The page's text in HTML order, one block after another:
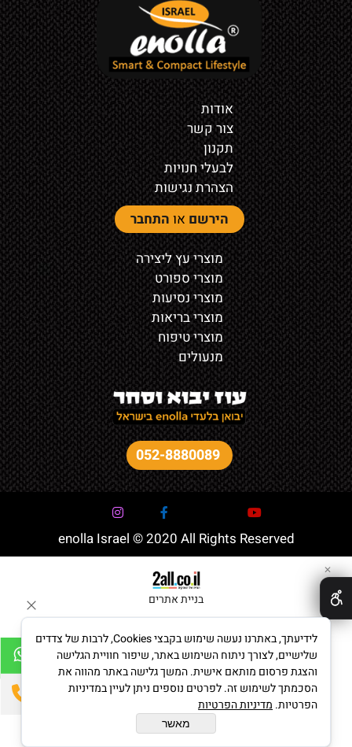
אודות
צור קשר
תקנון
לבעלי חנויות
הצהרת נגישות
הירשם או התחבר
מוצרי עץ ליצירה
מוצרי ספורט
מוצרי נסיעות
מוצרי בריאות
מוצרי טיפוח
מנעולים
052-8880089
enolla Israel © 2020 All Rights Reserved
בניית אתרים
✕
לידיעתך, באתרנו נעשה שימוש בקבצי Cookies, לרבות של צדדים
שלישיים, לצורך ניתוח השימוש באתר, שיפור חוויית הגלישה
והצגת פרסום מותאם אישית. המשך גלישה באתר מהווה את
הסכמתך לשימוש זה. לפרטים נוספים ניתן לעיין במדיניות
הפרטיות. מדיניות הפרטיות
מאשר